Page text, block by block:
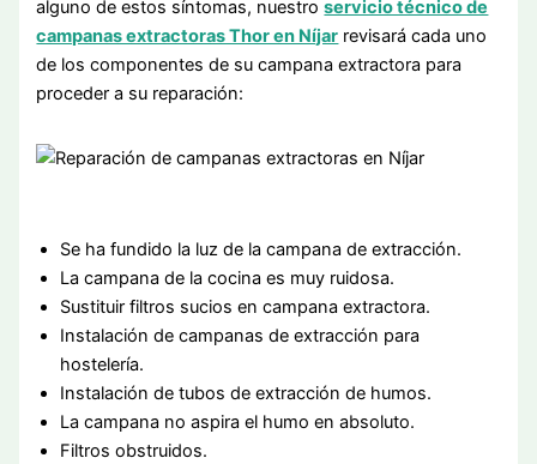
alguno de estos síntomas, nuestroservicio técnico de
campanas extractoras Thor en Níjar revisará cada uno
de los componentes de su campana extractora para
proceder a su reparación:
Se ha fundido la luz de la campana de extracción.
La campana de la cocina es muy ruidosa.
Sustituir filtros sucios en campana extractora.
Instalación de campanas de extracción para
hostelería.
Instalación de tubos de extracción de humos.
La campana no aspira el humo en absoluto.
Filtros obstruidos.